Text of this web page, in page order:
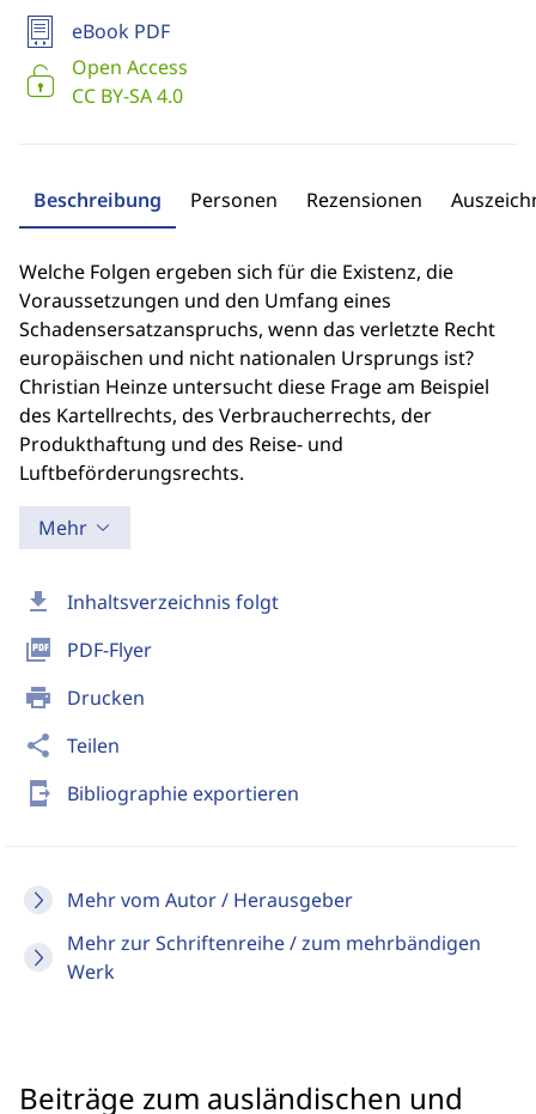
download Inhaltsverzeichnis folgt
picture_as_pdf PDF-Flyer
print Drucken
share Teilen
send_to_mobile Bibliographie exportieren
Mehr vom Autor / Herausgeber
Mehr zur Schriftenreihe / zum mehrbändigen
Werk
eBook PDF
Open Access
CC BY-SA 4.0
Beschreibung Personen Rezensionen
Welche Folgen ergeben sich für die Existenz, die
Voraussetzungen und den Umfang eines
Schadensersatzanspruchs, wenn das verletzte Recht
europäischen und nicht nationalen Ursprungs ist?
Christian Heinze untersucht diese Frage am Beispiel
des Kartellrechts, des Verbraucherrechts, der
Produkthaftung und des Reise- und
Luftbeförderungsrechts.
Mehr
Beiträge zum ausländischen und